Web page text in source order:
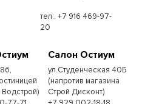
тел:. +7 916 469-97-
20
Водстрой)
Салон Остиум
ул.Студенческая 40Б
(напротив магазина
Строй Дисконт)